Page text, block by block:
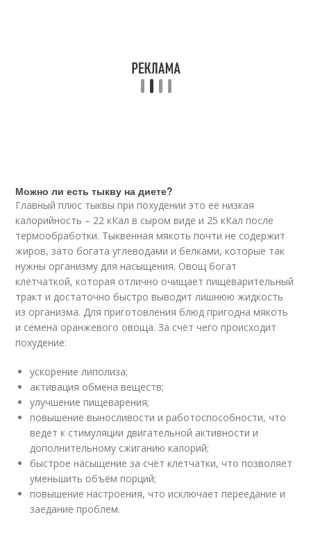
Можно ли есть тыкву на диете?
Главный плюс тыквы при похудении это её низкая
калорийность – 22 кКал в сыром виде и 25 кКал после
термообработки. Тыквенная мякоть почти не содержит
жиров, зато богата углеводами и белками, которые так
нужны организму для насыщения. Овощ богат
клетчаткой, которая отлично очищает пищеварительный
тракт и достаточно быстро выводит лишнюю жидкость
из организма. Для приготовления блюд пригодна мякоть
и семена оранжевого овоща. За счёт чего происходит
похудение:
ускорение липолиза;
активация обмена веществ;
улучшение пищеварения;
повышение выносливости и работоспособности, что
ведет к стимуляции двигательной активности и
дополнительному сжиганию калорий;
быстрое насыщение за счёт клетчатки, что позволяет
уменьшить объём порций;
повышение настроения, что исключает переедание и
заедание проблем.